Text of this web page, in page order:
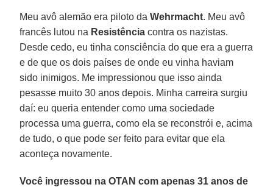
Meu avô alemão era piloto daWehrmacht. Meu avô
francês lutou na Resistência contra os nazistas.
Desde cedo, eu tinha consciência do que era a guerra
e de que os dois países de onde eu vinha haviam
sido inimigos. Me impressionou que isso ainda
pesasse muito 30 anos depois. Minha carreira surgiu
daí: eu queria entender como uma sociedade
processa uma guerra, como ela se reconstrói e, acima
de tudo, o que pode ser feito para evitar que ela
aconteça novamente.
Você ingressou na OTAN com apenas 31 anos de